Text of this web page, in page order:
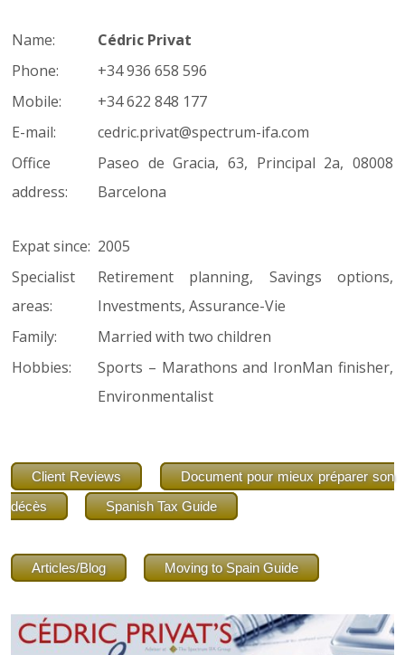
Name:
Cédric Privat
Phone:
+34 936 658 596
Mobile:
+34 622 848 177
E-mail:
cedric.privat@spectrum-ifa.com
Office
address:
Paseo de Gracia, 63, Principal 2a, 08008
Barcelona
Expat since: 2005
Specialist
areas:
Retirement planning, Savings options,
Investments, Assurance-Vie
Family:
Married with two children
Hobbies:
Sports – Marathons and IronMan finisher,
Environmentalist
Client Reviews
Document pour mieux préparer son
décès
Spanish Tax Guide
Articles/Blog Moving to Spain Guide